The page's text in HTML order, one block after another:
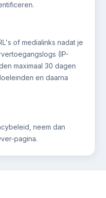
of medialinks nadat je
(IP-
maximaal 30 dagen
en daarna
neem dan
pagina.